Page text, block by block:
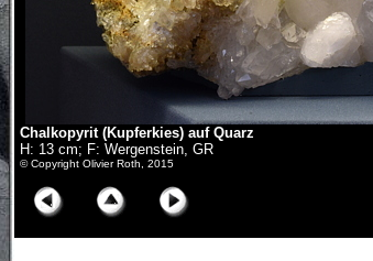
Chalkopyrit (Kupferkies) auf Quarz
H: 13 cm; F: Wergenstein, GR
© Copyright Olivier Roth, 2015